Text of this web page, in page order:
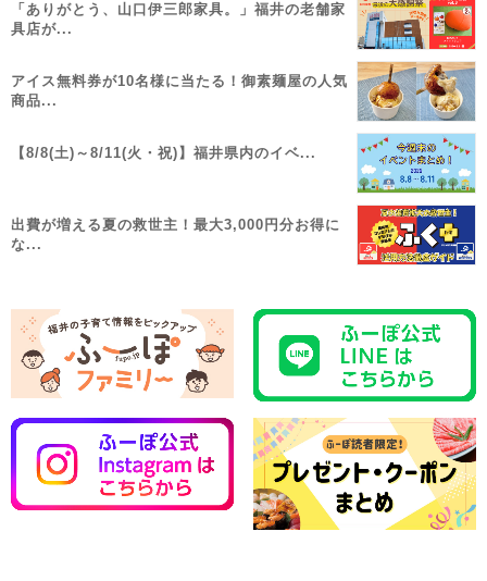
「ありがとう、山口伊三郎家具。」福井の老舗家
具店が...
アイス無料券が10名様に当たる！御素麺屋の人気
商品...
【8/8(土)～8/11(火・祝)】福井県内のイベ...
出費が増える夏の救世主！最大3,000円分お得に
な...